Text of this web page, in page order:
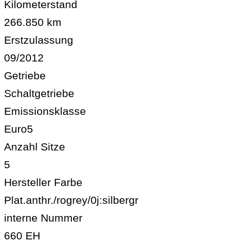
Kilometerstand
266.850 km
Erstzulassung
09/2012
Getriebe
Schaltgetriebe
Emissionsklasse
Euro5
Anzahl Sitze
5
Hersteller Farbe
Plat.anthr./rogrey/0j:silbergr
interne Nummer
660 EH